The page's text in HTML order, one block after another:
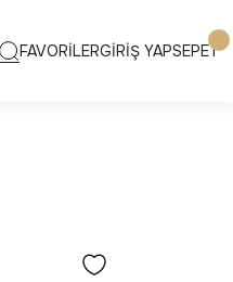
FAVORİLERGİRİŞ YAPSEPET